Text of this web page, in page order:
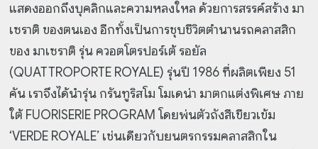
แสดงออกถึงบุคลิกและความหลงใหล ด้วยการสรรค์สร้าง มา
เซราติ ของตนเอง อีกทั้งเป็นการชุบชีวิตตำนานรถคลาสสิก
ของ มาเซราติ รุ่น ควอตโตรปอร์เต้ รอยัล
(QUATTROPORTE ROYALE) รุ่นปี 1986 ที่ผลิตเพียง 51
คัน เราจึงได้นำรุ่น กรันทูริสโม โมเดน่า มาตกแต่งพิเศษ ภาย
ใต้ FUORISERIE PROGRAM โดยพ่นตัวถังสีเขียวเข้ม
‘VERDE ROYALE’ เช่นเดียวกับยนตรกรรมคลาสสิกใน